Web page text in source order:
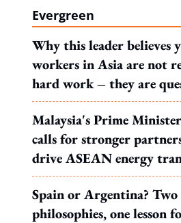
Evergreen
Why this leader believes
workers in Asia are not
hard work – they are
what it leads to
Malaysia's Prime
calls for stronger
drive ASEAN energy
Spain or Argentina?
philosophies, one lesson